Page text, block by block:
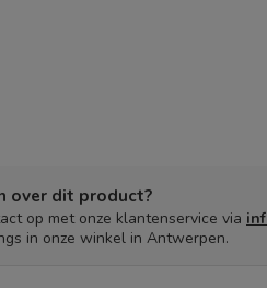
over dit product?
op met onze klantenservice via
in onze winkel in Antwerpen.